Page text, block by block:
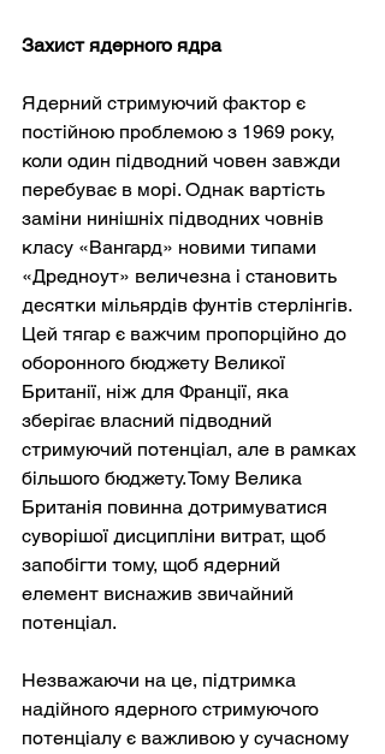
Захист ядерного ядра
Ядерний стримуючий фактор є
постійною проблемою з 1969 року,
коли один підводний човен завжди
перебуває в морі. Однак вартість
заміни нинішніх підводних човнів
класу «Вангард» новими типами
«Дредноут» величезна і становить
десятки мільярдів фунтів стерлінгів.
Цей тягар є важчим пропорційно до
оборонного бюджету Великої
Британії, ніж для Франції, яка
зберігає власний підводний
стримуючий потенціал, але в рамках
більшого бюджету. Тому Велика
Британія повинна дотримуватися
суворішої дисципліни витрат, щоб
запобігти тому, щоб ядерний
елемент виснажив звичайний
потенціал.
Незважаючи на це, підтримка
надійного ядерного стримуючого
потенціалу є важливою у сучасному